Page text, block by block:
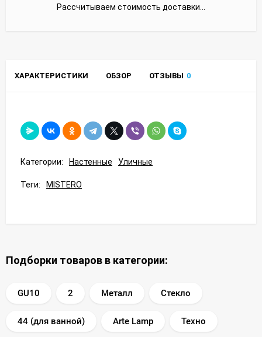
Рассчитываем стоимость доставки...
ХАРАКТЕРИСТИКИ ОБЗОР ОТЗЫВЫ 0
Категории: Настенные Уличные
Теги: MISTERO
Подборки товаров в категории:
GU10 2 Металл Стекло
44 (для ванной) Arte Lamp Техно